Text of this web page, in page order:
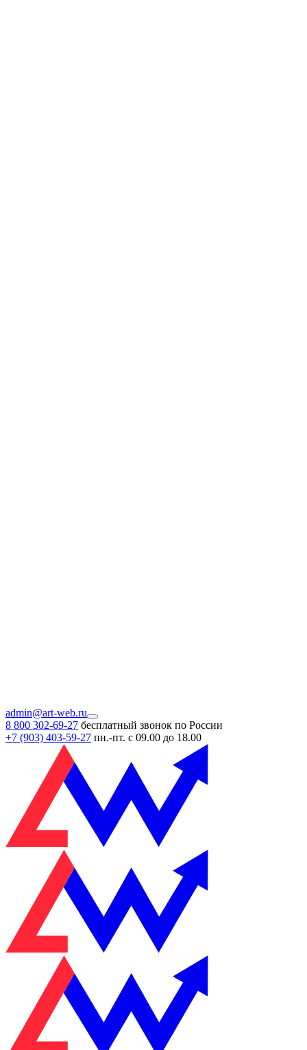
admin@art-web.ru
8 800 302-69-27 бесплатный звонок по России
+7 (903) 403-59-27 пн.-пт. с 09.00 до 18.00